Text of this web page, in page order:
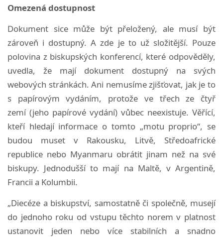
Omezená dostupnost
Dokument sice může být přeložený, ale musí být
zároveň i dostupný. A zde je to už složitější. Pouze
polovina z biskupských konferencí, které odpověděly,
uvedla, že mají dokument dostupný na svých
webových stránkách.Ani nemusíme zjišťovat, jak je to
s papírovým vydáním, protože ve třech ze čtyř
zemí (jeho papírové vydání) vůbec neexistuje. Věřící,
kteří hledají informace o tomto „motu proprio“, se
budou muset v Rakousku, Litvě, Středoafrické
republice nebo Myanmaru obrátit jinam než na své
biskupy. Jednodušší to mají na Maltě, v Argentině,
Francii a Kolumbii.
„Diecéze a biskupství, samostatně či společně, musejí
do jednoho roku od vstupu těchto norem v platnost
ustanovit jeden nebo více stabilních a snadno